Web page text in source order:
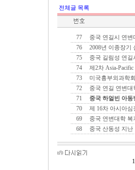
전체글 목록
77
중국 연길시 연
76
2008년 이종장기
75
중국 길림성 연
74
제2차 Asia-Pacific
73
미국흉부외과학
72
중국 연길 연변
71
중국 하얼빈 아
70
제 16차 아시아
69
중국 연변대학
68
중국 산동성 지
1